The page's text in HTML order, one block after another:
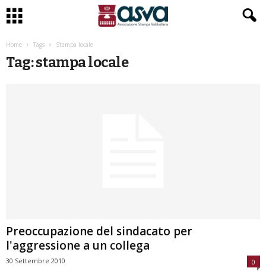
Home Tags Stampa locale
Tag: stampa locale
Preoccupazione del sindacato per
l'aggressione a un collega
30 Settembre 2010 0